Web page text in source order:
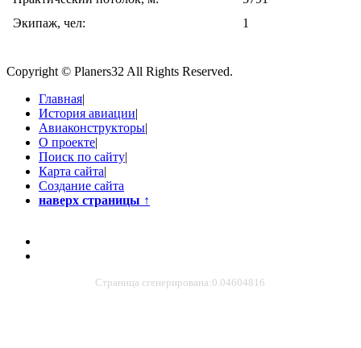
Экипаж, чел:
1
Copyright © Planers32 All Rights Reserved.
Главная|
История авиации|
Авиаконструкторы|
О проекте|
Поиск по сайту|
Карта сайта|
Создание сайта
наверх страницы ↑
Страница сгенерирована:0.04604816